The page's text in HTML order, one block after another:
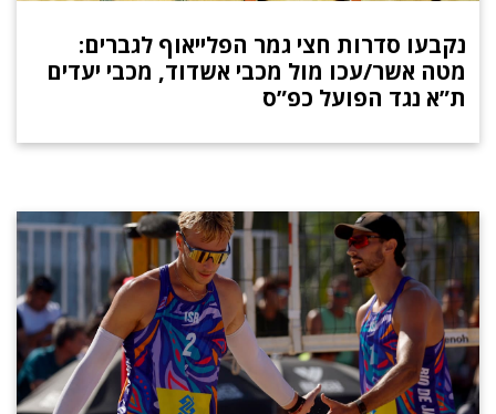
נקבעו סדרות חצי גמר הפלייאוף לגברים:
מטה אשר/עכו מול מכבי אשדוד, מכבי יעדים
ת”א נגד הפועל כפ”ס